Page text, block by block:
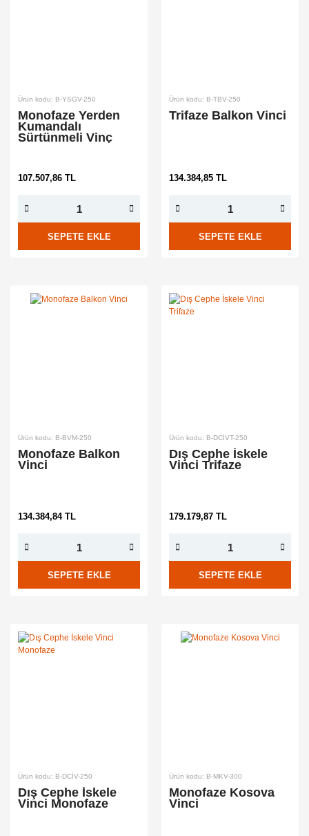
Ürün kodu: B-YSGV-250
Monofaze Yerden
Kumandalı
Sürtünmeli Vinç
107.507,86 TL
SEPETE EKLE
Ürün kodu: B-TBV-250
Trifaze Balkon Vinci
134.384,85 TL
SEPETE EKLE
Ürün kodu: B-BVM-250
Monofaze Balkon
Vinci
134.384,84 TL
SEPETE EKLE
Ürün kodu: B-DCİVT-250
Dış Cephe İskele
Vinci Trifaze
179.179,87 TL
SEPETE EKLE
Ürün kodu: B-DCİV-250
Dış Cephe İskele
Vinci Monofaze
Ürün kodu: B-MKV-300
Monofaze Kosova
Vinci